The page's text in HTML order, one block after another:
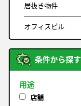
居抜き物件
オフィスビル
条件から探す
用途
店舗